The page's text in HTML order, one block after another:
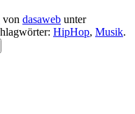
von dasaweb unter
HipHop, Musik.